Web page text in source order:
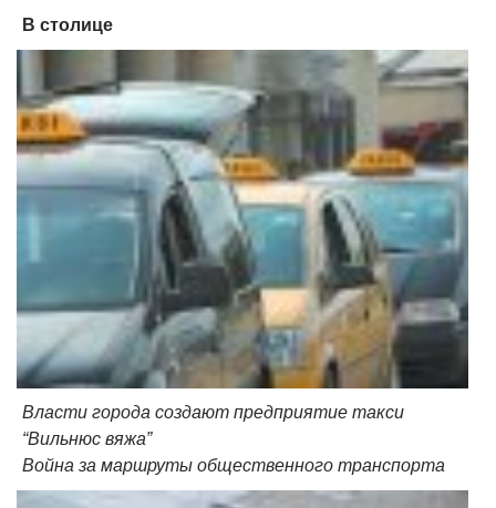
В столице
Власти города создают предприятие такси
“Вильнюс вяжа”
Война за маршруты общественного транспорта